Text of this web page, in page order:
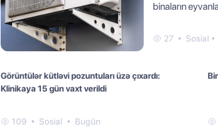
binaların
27 Sosial
Görüntülər kütləvi pozuntuları üzə çıxardı:
Klinikaya 15 gün vaxt verildi
109 Sosial Bugün